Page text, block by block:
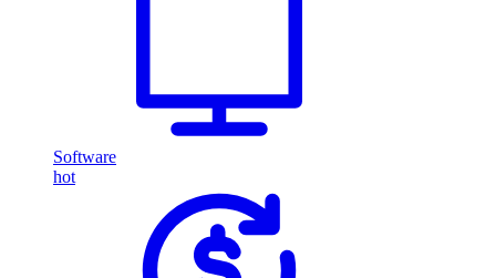
Software
hot